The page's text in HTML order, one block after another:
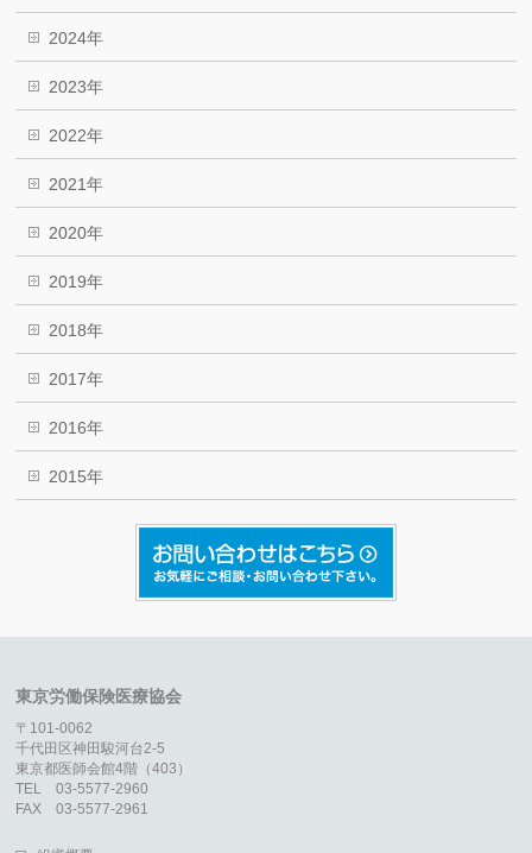
2024年
2023年
2022年
2021年
2020年
2019年
2018年
2017年
2016年
2015年
東京労働保険医療協会
〒101-0062
千代田区神田駿河台2-5
東京都医師会館4階（403）
TEL 03-5577-2960
FAX 03-5577-2961